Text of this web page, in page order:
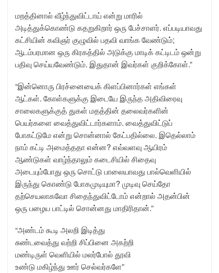
மறத்தினால் வீழ்ந்துவிட்டாய் என்று மாரில்
அடித்துக்கொண்டு கதறுகிறார் ஒரு பேச்சாளர். எப்படியாவது
கட்சியின் கவிஞர் குழுவில் பதவி வாங்க வேண்டும்;
ஆடம்பரமான ஒரு கிரகத்தில் அடுக்கு மாடிக் கட்டிடம் ஒன்று
பதிவு செய்யவேண்டும். இதுதான் இவர்கள் குறிக்கோள்.”
“இன்னொரு பிரச்னையைக் கிளப்பினார்கள் எங்கள்
ஆட்கள். கோள்களுக்கு இடையே இருந்த அதிவிரைவு
சாலைகளுக்குத் துகள் மதத்தின் தலைவர்களின்
பெயர்களை வைத்துவிட்டார்களாம். வைத்துவிட்டுப்
போகட்டுமே என்று சொன்னால் கேட்பதில்லை. இதெல்லாம்
நாம் கட்டி அமைத்ததா என்ன? எவ்வளவு ஆயிரம்
ஆண்டுகள் வாழ்ந்தாலும் கடைசியில் சிதைவு
அடையும்போது ஒரு சொட்டு பாலையாவது பால்வெளியில்
இருந்து கொண்டு போகமுடியுமா? முடிவு செய்தோ
தற்செயலாகவோ சிதைந்துவிட்டோம் என்றால் அதன்பின்
ஒரு பழைய பாட்டில் சொன்னது மாதிரிதான்.”
“அண்டம் கூடி அலறி இடித்து
சுண்டவைத்து வற்றி சிப்பினை அகற்றி
மண்டிருள் வெளியில் மலர்போல் தூவி
உண்டு மகிழ்ந்து ஊர் செல்வர்களே”